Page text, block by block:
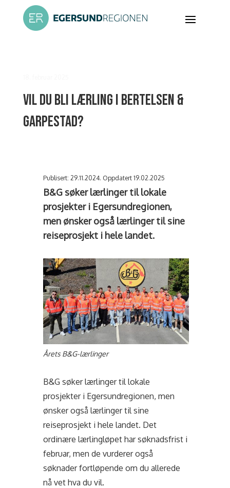
Vil du bli lærling i Bertelsen &
Garpestad?
Publisert: 29.11.2024. Oppdatert 19.02.2025
B&G søker lærlinger til lokale
prosjekter i Egersundregionen,
men ønsker også lærlinger til sine
reiseprosjekt i hele landet.
Årets B&G-lærlinger
B&G søker lærlinger til lokale
prosjekter i Egersundregionen, men
ønsker også lærlinger til sine
reiseprosjekt i hele landet. Det
ordinære lærlingløpet har søknadsfrist i
februar, men de vurderer også
søknader fortløpende om du allerede
nå vet hva du vil.